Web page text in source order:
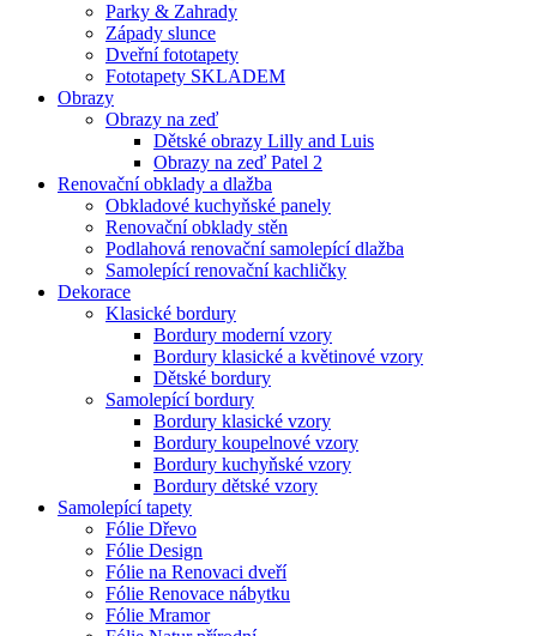
Parky & Zahrady
Západy slunce
Dveřní fototapety
Fototapety SKLADEM
Obrazy
Obrazy na zeď
Dětské obrazy Lilly and Luis
Obrazy na zeď Patel 2
Renovační obklady a dlažba
Obkladové kuchyňské panely
Renovační obklady stěn
Podlahová renovační samolepící dlažba
Samolepící renovační kachličky
Dekorace
Klasické bordury
Bordury moderní vzory
Bordury klasické a květinové vzory
Dětské bordury
Samolepící bordury
Bordury klasické vzory
Bordury koupelnové vzory
Bordury kuchyňské vzory
Bordury dětské vzory
Samolepící tapety
Fólie Dřevo
Fólie Design
Fólie na Renovaci dveří
Fólie Renovace nábytku
Fólie Mramor